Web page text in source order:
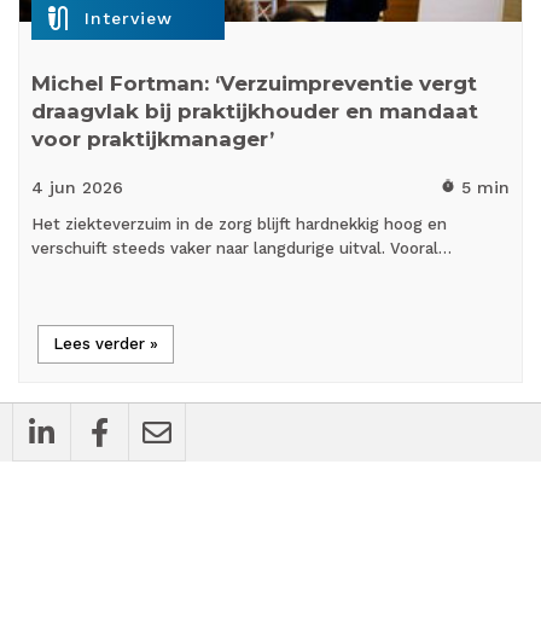
mic_external_on Interview
Michel Fortman: ‘Verzuimpreventie vergt
draagvlak bij praktijkhouder en mandaat
voor praktijkmanager’
4 jun 2026 timer 5 min
Het ziekteverzuim in de zorg blijft hardnekkig hoog en
verschuift steeds vaker naar langdurige uitval. Vooral…
Lees verder »